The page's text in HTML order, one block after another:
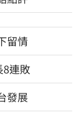
留情
連敗
發展